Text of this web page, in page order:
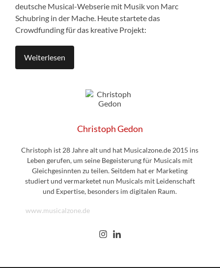
deutsche Musical-Webserie mit Musik von Marc
Schubring in der Mache. Heute startete das
Crowdfunding für das kreative Projekt:
Weiterlesen
Christoph Gedon
Christoph ist 28 Jahre alt und hat Musicalzone.de 2015 ins
Leben gerufen, um seine Begeisterung für Musicals mit
Gleichgesinnten zu teilen. Seitdem hat er Marketing
studiert und vermarketet nun Musicals mit Leidenschaft
und Expertise, besonders im digitalen Raum.
www.musicalzone.de